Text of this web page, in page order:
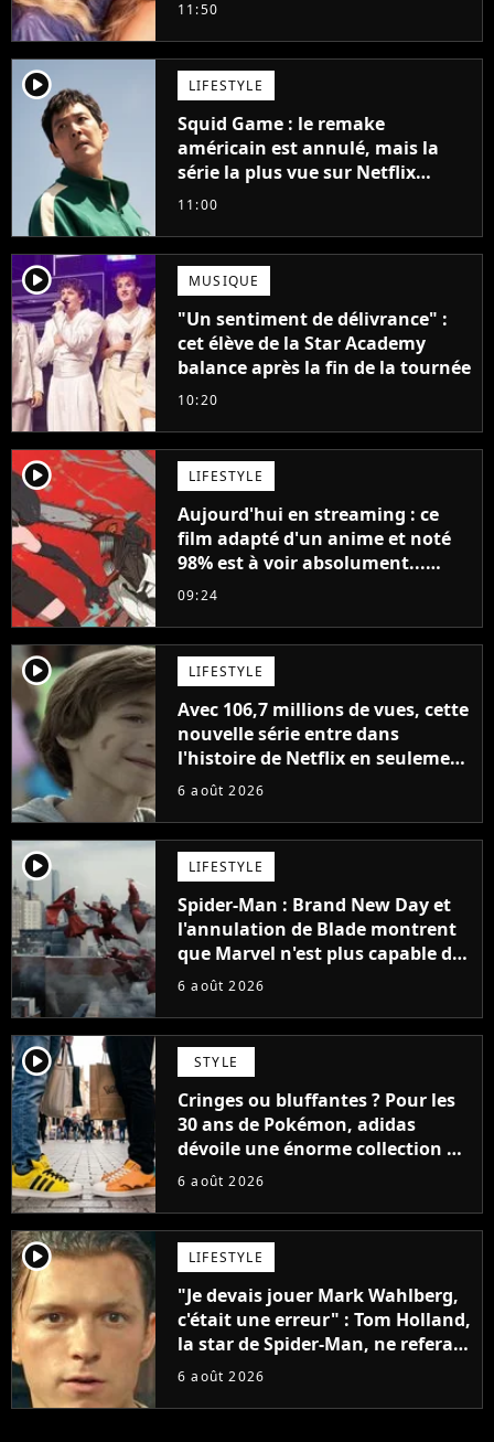
11:50
player2 LIFESTYLE
Squid Game : le remake
américain est annulé, mais la
série la plus vue sur Netflix
pourrait avoir une version
11:00
player2 MUSIQUE
"Un sentiment de délivrance" :
cet élève de la Star Academy
balance après la fin de la tournée
10:20
player2 LIFESTYLE
Aujourd'hui en streaming : ce
film adapté d'un anime et noté
98% est à voir absolument...
sinon vous ne comprendrez plus
09:24
player2 LIFESTYLE
Avec 106,7 millions de vues, cette
nouvelle série entre dans
l'histoire de Netflix en seulement
48 jours
6 août 2026
player2 LIFESTYLE
Spider-Man : Brand New Day et
l'annulation de Blade montrent
que Marvel n'est plus capable de
faire quoi que ce soit de simple
6 août 2026
player2 STYLE
Cringes ou bluffantes ? Pour les
30 ans de Pokémon, adidas
dévoile une énorme collection de
sneakers et je ne sais pas quoi en
6 août 2026
player2 LIFESTYLE
"Je devais jouer Mark Wahlberg,
c'était une erreur" : Tom Holland,
la star de Spider-Man, ne referait
pas ce blockbuster
6 août 2026